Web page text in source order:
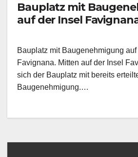
Bauplatz mit
auf der Insel
Bauplatz mit Baugenehmigung auf
Favignana. Mitten auf der Insel
sich der Bauplatz mit bereits
Baugenehmigung.…